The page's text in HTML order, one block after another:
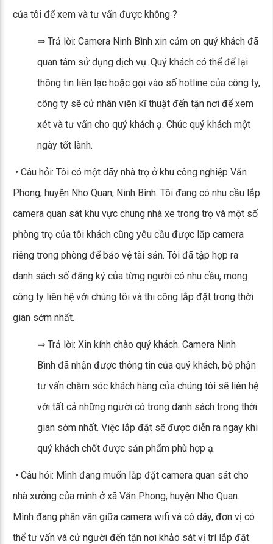
của tôi để xem và tư vấn được không ?
⇒ Trả lời: Camera Ninh Bình xin cảm ơn quý khách đã
quan tâm sử dụng dịch vụ. Quý khách có thể để lại
thông tin liên lạc hoặc gọi vào số hotline của công ty,
công ty sẽ cử nhân viên kĩ thuật đến tận nơi để xem
xét và tư vấn cho quý khách ạ. Chúc quý khách một
ngày tốt lành.
• Câu hỏi: Tôi có một dãy nhà trọ ở khu công nghiệp Văn
Phong, huyện Nho Quan, Ninh Bình. Tôi đang có nhu cầu lắp
camera quan sát khu vực chung nhà xe trong trọ và một số
phòng trọ của tôi khách cũng yêu cầu được lắp camera
riêng trong phòng để bảo vệ tài sản. Tôi đã tập hợp ra
danh sách số đăng ký của từng người có nhu cầu, mong
công ty liên hệ với chúng tôi và thi công lắp đặt trong thời
gian sớm nhất.
⇒ Trả lời: Xin kính chào quý khách. Camera Ninh
Bình đã nhận được thông tin của quý khách, bộ phận
tư vấn chăm sóc khách hàng của chúng tôi sẽ liên hệ
với tất cả những người có trong danh sách trong thời
gian sớm nhất. Việc lắp đặt sẽ được diễn ra ngay khi
quý khách chốt được sản phẩm phù hợp ạ.
• Câu hỏi: Mình đang muốn lắp đặt camera quan sát cho
nhà xưởng của mình ở xã Văn Phong, huyện Nho Quan.
Mình đang phân vân giữa camera wifi và có dây, đơn vị có
thể tư vấn và cử người đến tận nơi khảo sát vị trí lắp đặt